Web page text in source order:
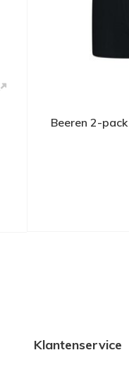
Beeren 2-
Klantenservice